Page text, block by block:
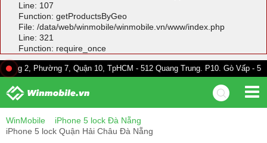
Line: 107
Function: getProductsByGeo
File: /data/web/winmobile/winmobile.vn/www/index.php
Line: 321
Function: require_once
7, Quận 10, TpHCM - 512 Quang Trung. P10. Gò Vấp - 528A
WinMobile
iPhone 5 lock Đà Nẵng
iPhone 5 lock Quận Hải Châu Đà Nẵng